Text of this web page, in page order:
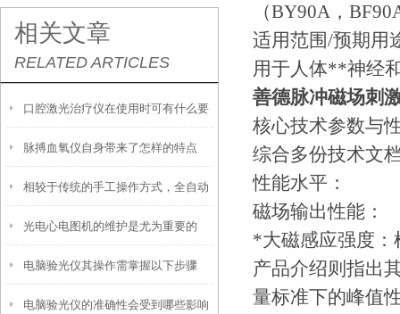
相关文章
RELATED ARTICLES
口腔激光治疗仪在使用时可有什么要
领
脉搏血氧仪自身带来了怎样的特点
呢？
相较于传统的手工操作方式，全自动
凝血测试仪具有以下优势
光电心电图机的维护是尤为重要的
电脑验光仪其操作需掌握以下步骤
电脑验光仪的准确性会受到哪些影响
（BY90A，
适用范围/预期用
用于人体**神经
善德脉冲磁场刺
核心技术参数与
综合多份技术文
性能水平：
磁场输出性能：
*大磁感应强度：
产品介绍则指出
量标准下的峰值